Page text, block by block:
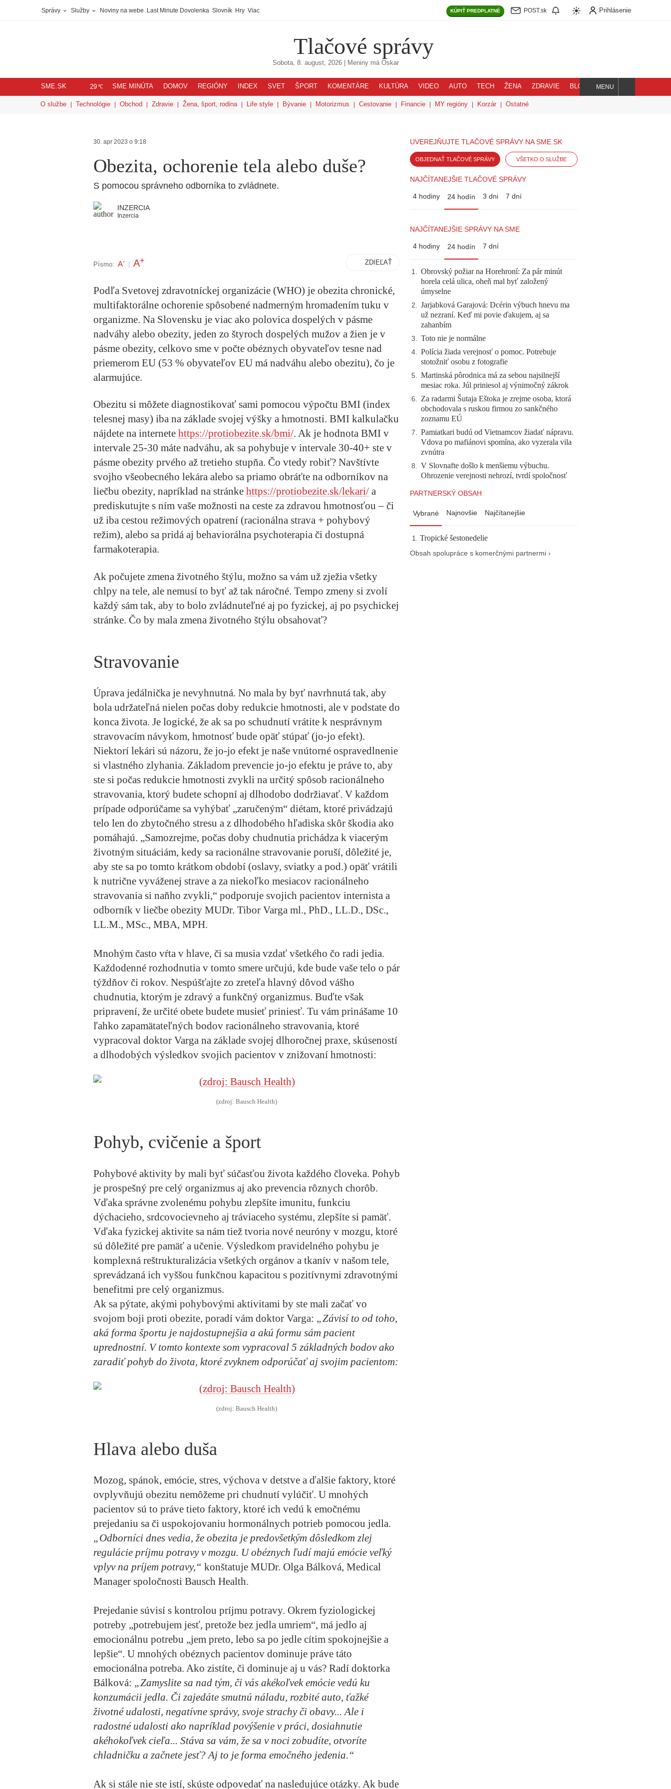
Správy Služby Noviny na webe Last Minute Dovolenka Slovník Hry Viac KÚPIŤ PREDPLATNÉ POST.sk Prihlásenie
Tlačové správy
Sobota, 8. august, 2026| Meniny má Oskar
SME.SK 29℃ SME MINÚTA DOMOV REGIÓNY INDEX SVET ŠPORT KOMENTÁRE KULTÚRA VIDEO AUTO TECH ŽENA ZDRAVIE BLOG
Hľadaj
MENU
O službe Technológie Obchod Zdravie Žena, šport, rodina Life style Bývanie Motorizmus Cestovanie Financie MY regióny Korzár Ostatné
30. apr 2023 o 9:18
Obezita, ochorenie tela alebo duše?
S pomocou správneho odborníka to zvládnete.
INZERCIA
Inzercia
Písmo: A- A+ ZDIEĽAŤ
Podľa Svetovej zdravotníckej organizácie (WHO) je obezita chronické,
multifaktorálne ochorenie spôsobené nadmerným hromadením tuku v
organizme. Na Slovensku je viac ako polovica dospelých v pásme
nadváhy alebo obezity, jeden zo štyroch dospelých mužov a žien je v
pásme obezity, celkovo sme v počte obéznych obyvateľov tesne nad
priemerom EU (53 % obyvateľov EU má nadváhu alebo obezitu), čo je
alarmujúce.
Obezitu si môžete diagnostikovať sami pomocou výpočtu BMI (index
telesnej masy) iba na základe svojej výšky a hmotnosti. BMI kalkulačku
nájdete na internete https://protiobezite.sk/bmi/. Ak je hodnota BMI v
intervale 25-30 máte nadváhu, ak sa pohybuje v intervale 30-40+ ste v
pásme obezity prvého až tretieho stupňa. Čo vtedy robiť? Navštívte
svojho všeobecného lekára alebo sa priamo obráťte na odborníkov na
liečbu obezity, napríklad na stránke https://protiobezite.sk/lekari/ a
prediskutujte s ním vaše možnosti na ceste za zdravou hmotnosťou – či
už iba cestou režimových opatrení (racionálna strava + pohybový
režim), alebo sa pridá aj behaviorálna psychoterapia či dostupná
farmakoterapia.
Ak počujete zmena životného štýlu, možno sa vám už zježia všetky
chlpy na tele, ale nemusí to byť až tak náročné. Tempo zmeny si zvolí
každý sám tak, aby to bolo zvládnuteľné aj po fyzickej, aj po psychickej
stránke. Čo by mala zmena životného štýlu obsahovať?
Stravovanie
Úprava jedálnička je nevyhnutná. No mala by byť navrhnutá tak, aby
bola udržateľná nielen počas doby redukcie hmotnosti, ale v podstate do
konca života. Je logické, že ak sa po schudnutí vrátite k nesprávnym
stravovacím návykom, hmotnosť bude opäť stúpať (jo-jo efekt).
Niektorí lekári sú názoru, že jo-jo efekt je naše vnútorné ospravedlnenie
si vlastného zlyhania. Základom prevencie jo-jo efektu je práve to, aby
ste si počas redukcie hmotnosti zvykli na určitý spôsob racionálneho
stravovania, ktorý budete schopní aj dlhodobo dodržiavať. V každom
prípade odporúčame sa vyhýbať „zaručeným“ diétam, ktoré privádzajú
telo len do zbytočného stresu a z dlhodobého hľadiska skôr škodia ako
pomáhajú. „Samozrejme, počas doby chudnutia prichádza k viacerým
životným situáciám, kedy sa racionálne stravovanie poruší, dôležité je,
aby ste sa po tomto krátkom období (oslavy, sviatky a pod.) opäť vrátili
k nutrične vyváženej strave a za niekoľko mesiacov racionálneho
stravovania si naňho zvykli,“ podporuje svojich pacientov internista a
odborník v liečbe obezity MUDr. Tibor Varga ml., PhD., LL.D., DSc.,
LL.M., MSc., MBA, MPH.
Mnohým často vŕta v hlave, či sa musia vzdať všetkého čo radi jedia.
Každodenné rozhodnutia v tomto smere určujú, kde bude vaše telo o pár
týždňov či rokov. Nespúšťajte zo zreteľa hlavný dôvod vášho
chudnutia, ktorým je zdravý a funkčný organizmus. Buďte však
pripravení, že určité obete budete musieť priniesť. Tu vám prinášame 10
ľahko zapamätateľných bodov racionálneho stravovania, ktoré
vypracoval doktor Varga na základe svojej dlhoročnej praxe, skúseností
a dlhodobých výsledkov svojich pacientov v znižovaní hmotnosti:
(zdroj: Bausch Health)
Pohyb, cvičenie a šport
Pohybové aktivity by mali byť súčasťou života každého človeka. Pohyb
je prospešný pre celý organizmus aj ako prevencia rôznych chorôb.
Vďaka správne zvolenému pohybu zlepšíte imunitu, funkciu
dýchacieho, srdcovocievneho aj tráviaceho systému, zlepšíte si pamäť.
Vďaka fyzickej aktivite sa nám tiež tvoria nové neuróny v mozgu, ktoré
sú dôležité pre pamäť a učenie. Výsledkom pravidelného pohybu je
komplexná reštrukturalizácia všetkých orgánov a tkanív v našom tele,
sprevádzaná ich vyššou funkčnou kapacitou s pozitívnymi zdravotnými
benefitmi pre celý organizmus.
Ak sa pýtate, akými pohybovými aktivitami by ste mali začať vo
svojom boji proti obezite, poradí vám doktor Varga: „Závisí to od toho,
aká forma športu je najdostupnejšia a akú formu sám pacient
uprednostní. V tomto kontexte som vypracoval 5 základných bodov ako
zaradiť pohyb do života, ktoré zvyknem odporúčať aj svojim pacientom:
(zdroj: Bausch Health)
Hlava alebo duša
Mozog, spánok, emócie, stres, výchova v detstve a ďalšie faktory, ktoré
ovplyvňujú obezitu nemôžeme pri chudnutí vylúčiť. U mnohých
pacientov sú to práve tieto faktory, ktoré ich vedú k emočnému
prejedaniu sa či uspokojovaniu hormonálnych potrieb pomocou jedla.
„Odborníci dnes vedia, že obezita je predovšetkým dôsledkom zlej
regulácie príjmu potravy v mozgu. U obéznych ľudí majú emócie veľký
vplyv na príjem potravy,“ konštatuje MUDr. Olga Bálková, Medical
Manager spoločnosti Bausch Health.
Prejedanie súvisí s kontrolou príjmu potravy. Okrem fyziologickej
potreby „potrebujem jesť, pretože bez jedla umriem“, má jedlo aj
emocionálnu potrebu „jem preto, lebo sa po jedle cítim spokojnejšie a
lepšie“. U mnohých obéznych pacientov dominuje práve táto
emocionálna potreba. Ako zistíte, či dominuje aj u vás? Radí doktorka
Bálková: „Zamyslite sa nad tým, či vás akékoľvek emócie vedú ku
konzumácii jedla. Či zajedáte smutnú náladu, rozbité auto, ťažké
životné udalosti, negatívne správy, svoje strachy či obavy... Ale i
radostné udalosti ako napríklad povýšenie v práci, dosiahnutie
akéhokoľvek cieľa... Stáva sa vám, že sa v noci zobudíte, otvoríte
chladničku a začnete jesť? Aj to je forma emočného jedenia.“
Ak si stále nie ste istí, skúste odpovedať na nasledujúce otázky. Ak bude
UVEREJŇUJTE TLAČOVÉ SPRÁVY NA SME.SK
OBJEDNAŤ TLAČOVÉ SPRÁVY VŠETKO O SLUŽBE
NAJČÍTANEJŠIE TLAČOVÉ SPRÁVY
4 hodiny 24 hodín 3 dni 7 dní
NAJČÍTANEJŠIE SPRÁVY NA SME
4 hodiny 24 hodín 7 dní
1. Obrovský požiar na Horehroní: Za pár minút
horela celá ulica, oheň mal byť založený
úmyselne
2. Jarjabková Garajová: Dcérin výbuch hnevu ma
už nezraní. Keď mi povie ďakujem, aj sa
zahanbím
3. Toto nie je normálne
4. Polícia žiada verejnosť o pomoc. Potrebuje
stotožniť osobu z fotografie
5. Martinská pôrodnica má za sebou najsilnejší
mesiac roka. Júl priniesol aj výnimočný zákrok
6. Za radarmi Šutaja Eštoka je zrejme osoba, ktorá
obchodovala s ruskou firmou zo sankčného
zoznamu EÚ
7. Pamiatkari budú od Vietnamcov žiadať nápravu.
Vdova po mafiánovi spomína, ako vyzerala vila
zvnútra
8. V Slovnafte došlo k menšiemu výbuchu.
Ohrozenie verejnosti nehrozí, tvrdí spoločnosť
PARTNERSKÝ OBSAH
Vybrané Najnovšie Najčítanejšie
Tropické šestonedelie
Obsah spolupráce s komerčnými partnermi ›